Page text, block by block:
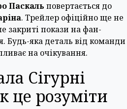
Паскаль повертається до
. Трейлер офіційно ще не
закриті покази на фан-
Будь-яка деталь від команди
на очікування.
Сігурні
це розуміти